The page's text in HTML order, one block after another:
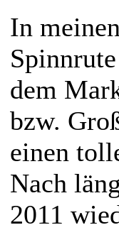
In
dem
bzw.
einen
Nach
2011